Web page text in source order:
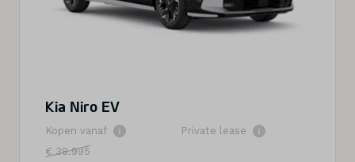
Kia Niro EV
Kopen vanaf
€ 38.995
Private lease